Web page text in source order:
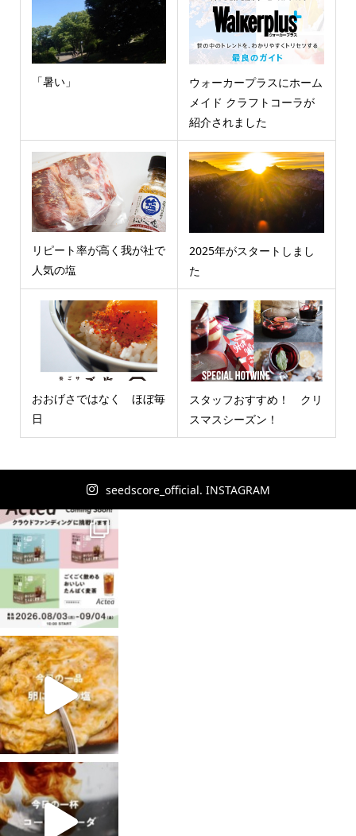
「暑い」
ウォーカープラスにホーム
メイド クラフトコーラが
紹介されました
リピート率が高く我が社で
人気の塩
2025年がスタートしまし
た
おおげさではなく ほぼ毎
日
スタッフおすすめ！ クリ
スマスシーズン！
seedscore_official. INSTAGRAM